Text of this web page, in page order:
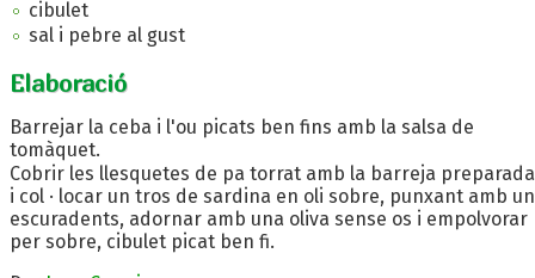
cibulet
sal i pebre al gust
Elaboració
Barrejar la ceba i l'ou picats ben fins amb la salsa de
tomàquet.
Cobrir les llesquetes de pa torrat amb la barreja preparada
i col · locar un tros de sardina en oli sobre, punxant amb un
escuradents, adornar amb una oliva sense os i empolvorar
per sobre, cibulet picat ben fi.